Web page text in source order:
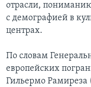
отрасли,
с демографией в
центрах.
По словам
европейских
Гильермо